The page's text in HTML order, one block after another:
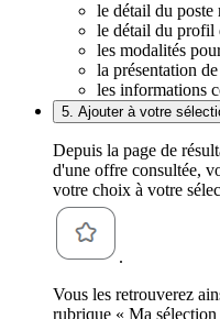
le détail du poste
le détail du profil
les modalités
la présentation
les informations
5. Ajouter à votre
Depuis la page de
d'une offre consultée,
votre choix à votre
.
Vous les retrouverez
rubrique « Ma